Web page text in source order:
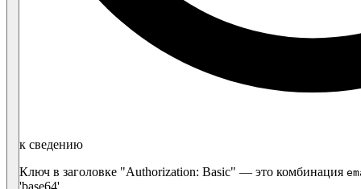
к сведению
Ключ в заголовке "Authorization: Basic" — это комбинация
'base64'